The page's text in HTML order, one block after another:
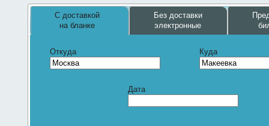
С доставкой
на бланке
Без доставки
электронные
Откуда Куда
Дата